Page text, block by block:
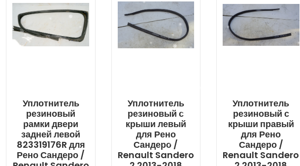
Уплотнитель
резиновый
рамки двери
задней левой
823319176R для
Рено Сандеро /
Уплотнитель
резиновый с
крыши левый
для Рено
Сандеро /
Renault Sandero
Уплотнитель
резиновый с
крыши правый
для Рено
Сандеро /
Renault Sandero